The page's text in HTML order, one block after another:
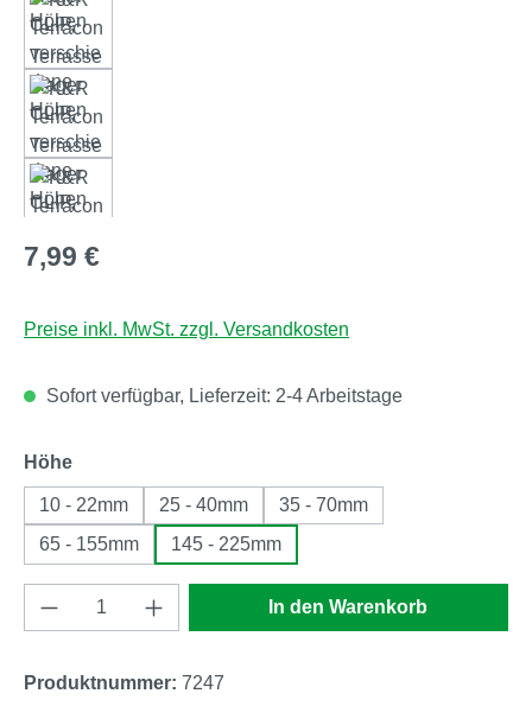
Regulärer Preis:
7,99 €
Preise inkl. MwSt. zzgl. Versandkosten
Sofort verfügbar, Lieferzeit: 2-4 Arbeitstage
Höheauswählen
10 - 22mm 25 - 40mm
35 - 70mm
65 - 155mm
145 - 225mm
Produkt Anzahl: Gib den gewünschten
In den Warenkorb
Produktnummer: 7247